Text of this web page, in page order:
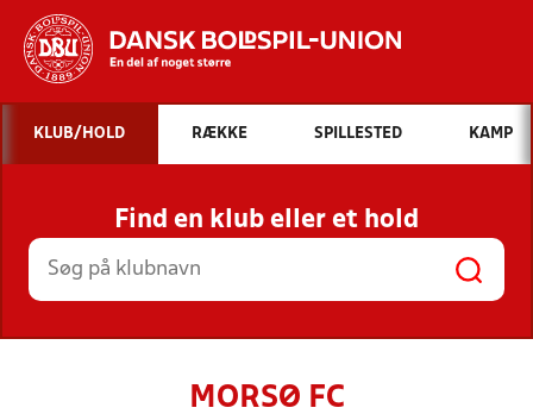
Hvad vil du søge efter?
INDHOLD OG NYHEDER
STILLINGER, RESULTATER, KLUBBER OG
HOLD
KLUB/HOLD RÆKKE SPILLESTED KAMP
Find en klub eller et hold
MORSØ FC